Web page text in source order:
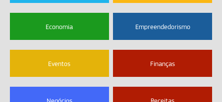
Economia Empreendedorismo
Eventos Finanças
Negócios Receitas